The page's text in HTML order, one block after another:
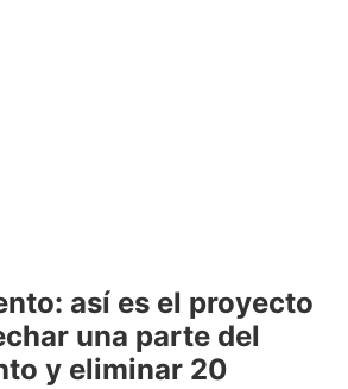
así es el proyecto
una parte del
y eliminar 20